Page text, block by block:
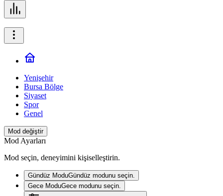
Yenişehir
Bursa Bölge
Siyaset
Spor
Genel
Mod değiştir
Mod Ayarları
Mod seçin, deneyimini kişiselleştirin.
Gündüz ModuGündüz modunu seçin.
Gece ModuGece modunu seçin.